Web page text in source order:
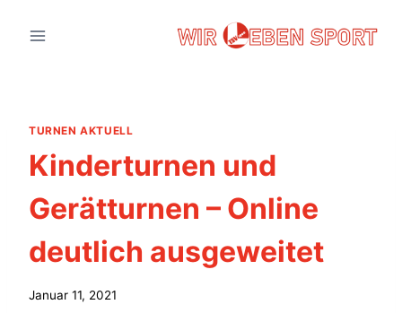
Inhalt
TURNEN AKTUELL
Kinderturnen und
Gerätturnen – Online
deutlich ausgeweitet
Januar 11, 2021